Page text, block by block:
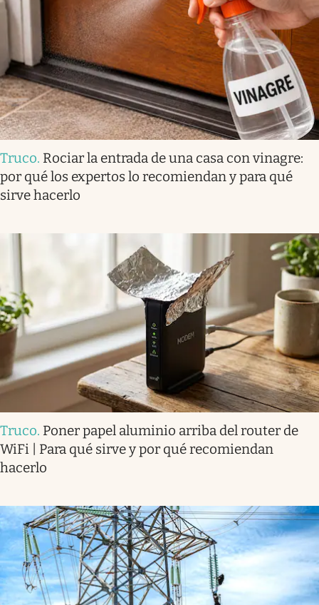
Truco. Rociar la entrada de una casa con vinagre:
por qué los expertos lo recomiendan y para qué
sirve hacerlo
Truco. Poner papel aluminio arriba del router de
WiFi | Para qué sirve y por qué recomiendan
hacerlo